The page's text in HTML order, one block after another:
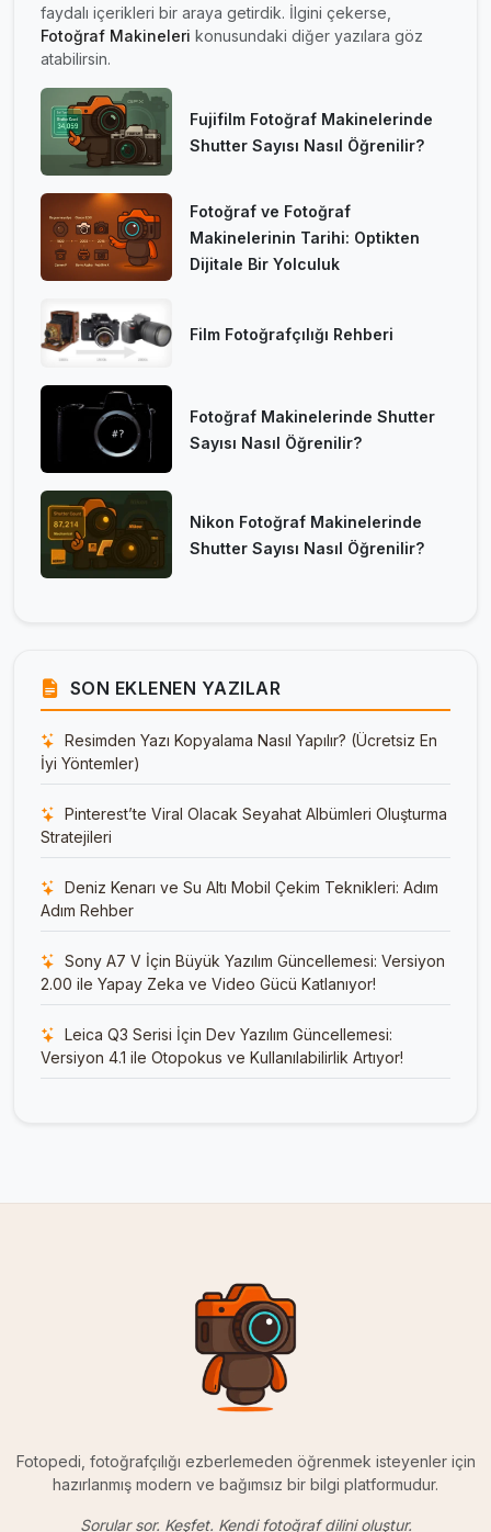
faydalı içerikleri bir araya getirdik. İlgini çekerse,
Fotoğraf Makineleri konusundaki diğer yazılara göz
atabilirsin.
Fujifilm Fotoğraf Makinelerinde
Shutter Sayısı Nasıl Öğrenilir?
Fotoğraf ve Fotoğraf
Makinelerinin Tarihi: Optikten
Dijitale Bir Yolculuk
Film Fotoğrafçılığı Rehberi
Fotoğraf Makinelerinde Shutter
Sayısı Nasıl Öğrenilir?
Nikon Fotoğraf Makinelerinde
Shutter Sayısı Nasıl Öğrenilir?
SON EKLENEN YAZILAR
Resimden Yazı Kopyalama Nasıl Yapılır? (Ücretsiz En
İyi Yöntemler)
Pinterest’te Viral Olacak Seyahat Albümleri Oluşturma
Stratejileri
Deniz Kenarı ve Su Altı Mobil Çekim Teknikleri: Adım
Adım Rehber
Sony A7 V İçin Büyük Yazılım Güncellemesi: Versiyon
2.00 ile Yapay Zeka ve Video Gücü Katlanıyor!
Leica Q3 Serisi İçin Dev Yazılım Güncellemesi:
Versiyon 4.1 ile Otopokus ve Kullanılabilirlik Artıyor!
Fotopedi, fotoğrafçılığı ezberlemeden öğrenmek isteyenler için
hazırlanmış modern ve bağımsız bir bilgi platformudur.
Sorular sor. Keşfet. Kendi fotoğraf dilini oluştur.